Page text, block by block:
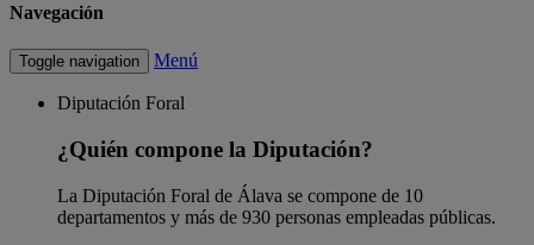
Navegación
Toggle navigation Menú
Diputación Foral
¿Quién compone la Diputación?
La Diputación Foral de Álava se compone de 10
departamentos y más de 930 personas empleadas públicas.